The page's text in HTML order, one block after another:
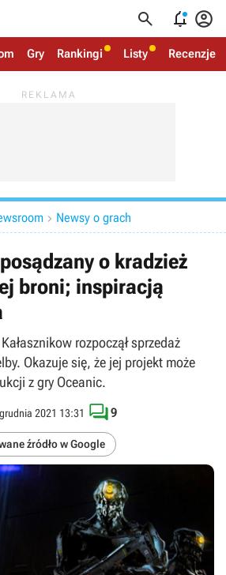
  
Gry Rankingi Listy Recenzje
 Newsy o grach
o kradzież
broni; inspiracją
rozpoczął sprzedaż
Okazuje się, że jej projekt może
z gry Oceanic.
2021 13:31
źródło w Google
9